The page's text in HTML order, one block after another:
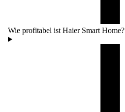
Wie profitabel ist Haier Smart Home?